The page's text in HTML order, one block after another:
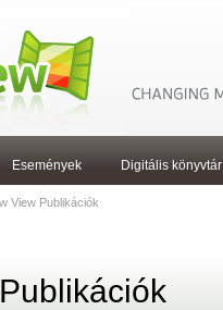
Események Digitális könyvtár
View Publikációk